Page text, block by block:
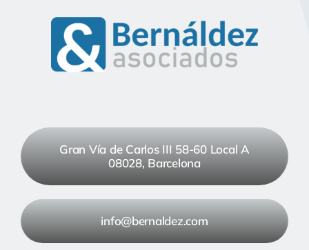
Gran Vía de Carlos III 58-60 Local A
08028, Barcelona
info@bernaldez.com